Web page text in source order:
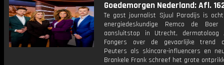
Goedemorgen Nederland: Afl.
Te gast journalist Sjuul Paradijs is
energiedeskundige Remco de
aansluitstop in Utrecht, dermatoloog
Fongers over de gevaarlijke trend
Peuters als skincare-influencers en
Brankele Frank schreef het grote